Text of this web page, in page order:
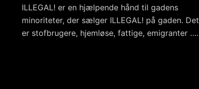
ILLEGAL! er en hjælpende hånd til gadens
minoriteter, der sælger ILLEGAL! på gaden. Det
er stofbrugere, hjemløse, fattige, emigranter ….